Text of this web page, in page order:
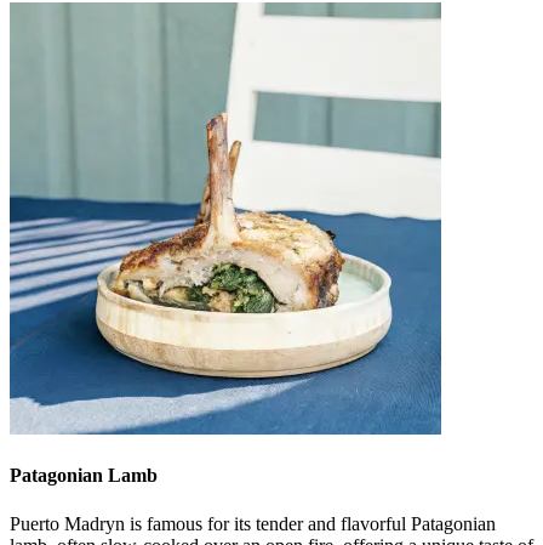
Patagonian Lamb
Puerto Madryn is famous for its tender and flavorful Patagonian